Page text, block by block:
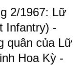
2/1967: Lữ
Infantry) -
quân của Lữ
Hoa Kỳ -